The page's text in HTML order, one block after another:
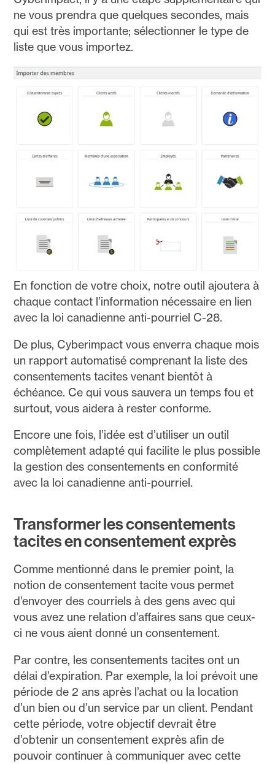
ne vous prendra que quelques secondes, mais
qui est très importante; sélectionner le type de
liste que vous importez.
En fonction de votre choix, notre outil ajoutera à
chaque contact l’information nécessaire en lien
avec la loi canadienne anti-pourriel C-28.
De plus, Cyberimpact vous enverra chaque mois
un rapport automatisé comprenant la liste des
consentements tacites venant bientôt à
échéance. Ce qui vous sauvera un temps fou et
surtout, vous aidera à rester conforme.
Encore une fois, l’idée est d’utiliser un outil
complètement adapté qui facilite le plus possible
la gestion des consentements en conformité
avec la loi canadienne anti-pourriel.
Transformer les consentements
tacites en consentement exprès
Comme mentionné dans le premier point, la
notion de consentement tacite vous permet
d’envoyer des courriels à des gens avec qui
vous avez une relation d’affaires sans que ceux-
ci ne vous aient donné un consentement.
Par contre, les consentements tacites ont un
délai d’expiration. Par exemple, la loi prévoit une
période de 2 ans après l’achat ou la location
d’un bien ou d’un service par un client. Pendant
cette période, votre objectif devrait être
d’obtenir un consentement exprès afin de
pouvoir continuer à communiquer avec cette